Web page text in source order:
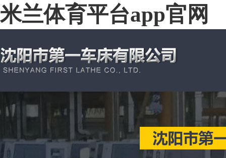
米兰体育平台app官网